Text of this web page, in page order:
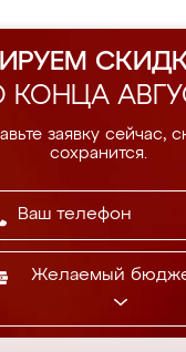
КОНЦА
заявку сейчас,
сохранится.
Желаемый